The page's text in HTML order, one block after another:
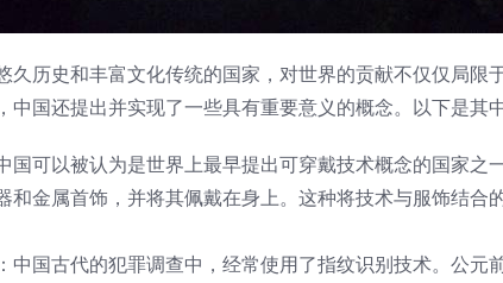
久历史和丰富文化传统的国家，对世界的贡献不仅仅局限
中国还提出并实现了一些具有重要意义的概念。以下是其
国可以被认为是世界上最早提出可穿戴技术概念的国家之
和金属首饰，并将其佩戴在身上。这种将技术与服饰结合
中国古代的犯罪调查中，经常使用了指纹识别技术。公元